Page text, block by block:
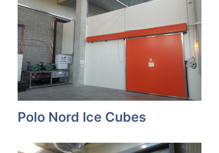
Polo Nord Ice Cubes